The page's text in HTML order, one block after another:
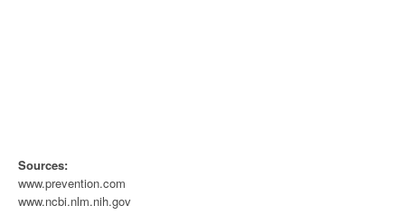
Sources:
www.prevention.com
www.ncbi.nlm.nih.gov